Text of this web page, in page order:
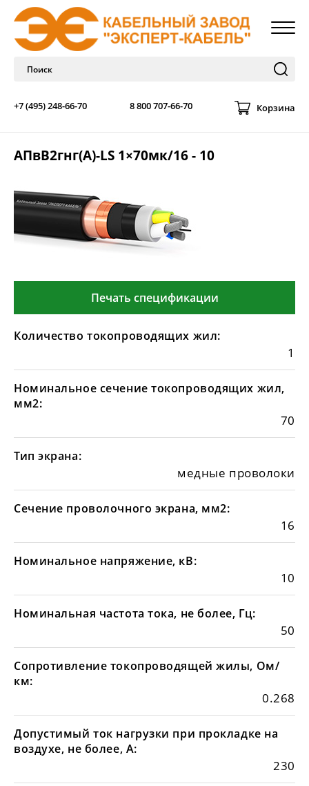
+7 (495) 248-66-70 8 800 707-66-70 Корзина
АПвВ2гнг(А)-LS 1×70мк/16 - 10
Печать спецификации
Количество токопроводящих жил:
1
Номинальное сечение токопроводящих жил,
мм2:
70
Тип экрана:
медные проволоки
Сечение проволочного экрана, мм2:
16
Номинальное напряжение, кВ:
10
Номинальная частота тока, не более, Гц:
50
Сопротивление токопроводящей жилы, Ом/
км:
0.268
Допустимый ток нагрузки при прокладке на
воздухе, не более, А:
230